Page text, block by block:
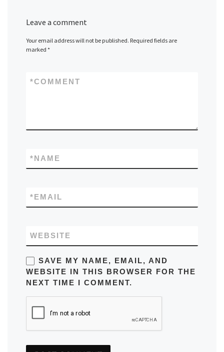
Leave a comment
Your email address will not be published. Required fields are
marked *
COMMENT
*
NAME
*
EMAIL
*
WEBSITE
SAVE MY NAME, EMAIL, AND
WEBSITE IN THIS BROWSER FOR THE
NEXT TIME I COMMENT.